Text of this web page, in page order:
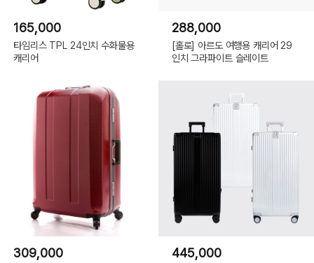
165,000
타임리스 TPL 24인치 수화물용
캐리어
288,000
[홀로] 아르도 여행용 캐리어 29
인치 그라파이트 슬레이트
309,000 445,000